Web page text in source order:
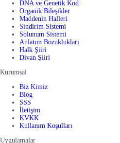
DNA ve Genetik Kod
Organik Bileşikler
Maddenin Halleri
Sindirim Sistemi
Solunum Sistemi
Anlatım Bozuklukları
Halk Şiiri
Divan Şiiri
Kurumsal
Biz Kimiz
Blog
SSS
İletişim
KVKK
Kullanım Koşulları
Uygulamalar